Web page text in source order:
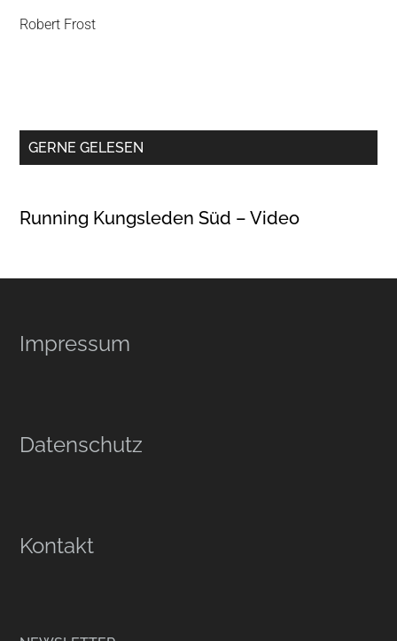
Robert Frost
GERNE GELESEN
Running Kungsleden Süd – Video
Footer
Impressum
Datenschutz
Kontakt